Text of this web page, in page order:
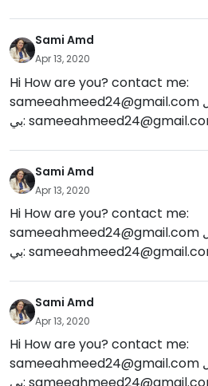
Sami Amd
Apr 13, 2020
Hi How are you? contact me:
sameeahmeed24@gmail.com
بي:
Sami Amd
Apr 13, 2020
Hi How are you? contact me:
sameeahmeed24@gmail.com
بي:
Sami Amd
Apr 13, 2020
Hi How are you? contact me:
sameeahmeed24@gmail.com